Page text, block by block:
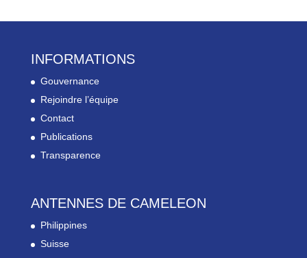
INFORMATIONS
Gouvernance
Rejoindre l’équipe
Contact
Publications
Transparence
ANTENNES DE CAMELEON
Philippines
Suisse